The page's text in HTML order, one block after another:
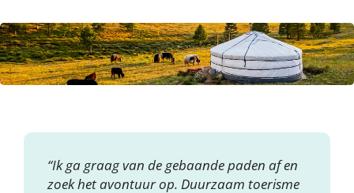
“Ik ga graag van de gebaande paden af en
zoek het avontuur op. Duurzaam toerisme